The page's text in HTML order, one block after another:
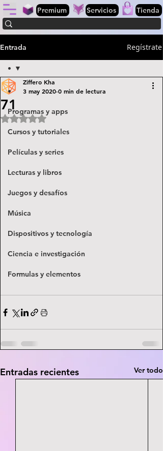
Premium Servicios Tienda
Entrada Regístrate
•
Programas y apps
Cursos y tutoriales
Películas y series
Lecturas y libros
Juegos y desafíos
Música
Dispositivos y tecnología
Ciencia e investigación
Formulas y elementos
•
71
Ziffero Kha
3 may 2020 0 min de lectura
Obtuvo NaN de 5 estrellas.
Entradas recientes Ver todo